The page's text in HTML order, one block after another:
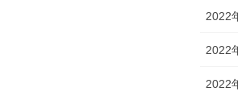
2022
2022
2022